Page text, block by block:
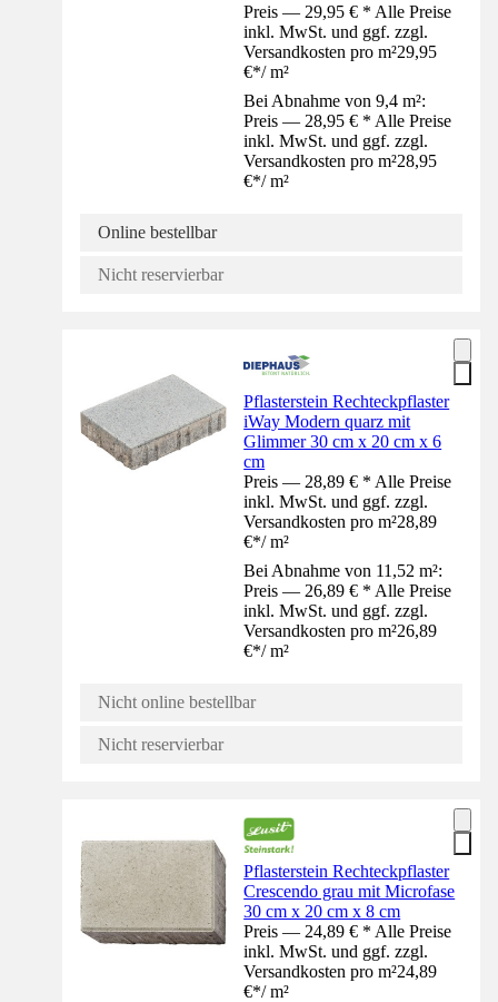
Preis — 29,95 € * Alle Preise
inkl. MwSt. und ggf. zzgl.
Versandkosten pro m²29,95
€*/ m²
Bei Abnahme von 9,4 m²:
Preis — 28,95 € * Alle Preise
inkl. MwSt. und ggf. zzgl.
Versandkosten pro m²28,95
€*/ m²
Online bestellbar
Nicht reservierbar
Pflasterstein Rechteckpflaster
iWay Modern quarz mit
Glimmer 30 cm x 20 cm x 6
cm
Preis — 28,89 € * Alle Preise
inkl. MwSt. und ggf. zzgl.
Versandkosten pro m²28,89
€*/ m²
Bei Abnahme von 11,52 m²:
Preis — 26,89 € * Alle Preise
inkl. MwSt. und ggf. zzgl.
Versandkosten pro m²26,89
€*/ m²
Nicht online bestellbar
Nicht reservierbar
Pflasterstein Rechteckpflaster
Crescendo grau mit Microfase
30 cm x 20 cm x 8 cm
Preis — 24,89 € * Alle Preise
inkl. MwSt. und ggf. zzgl.
Versandkosten pro m²24,89
€*/ m²